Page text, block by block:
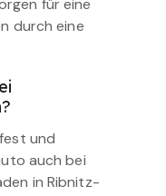
für eine
durch eine
und
auch bei
in Ribnitz-